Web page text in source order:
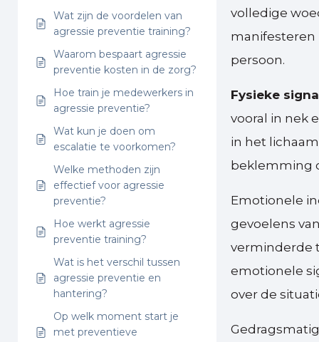
Wat zijn de voordelen van
agressie preventie training?
Waarom bespaart agressie
preventie kosten in de zorg?
Hoe train je medewerkers in
agressie preventie?
Wat kun je doen om
escalatie te voorkomen?
Welke methoden zijn
effectief voor agressie
preventie?
Hoe werkt agressie
preventie training?
Wat is het verschil tussen
agressie preventie en
hantering?
Op welk moment start je
met preventieve
volledige
manifesteren
persoon.
Fysieke
vooral in nek
in het
beklemming
Emotionele
gevoelens
verminderde
emotionele
over de